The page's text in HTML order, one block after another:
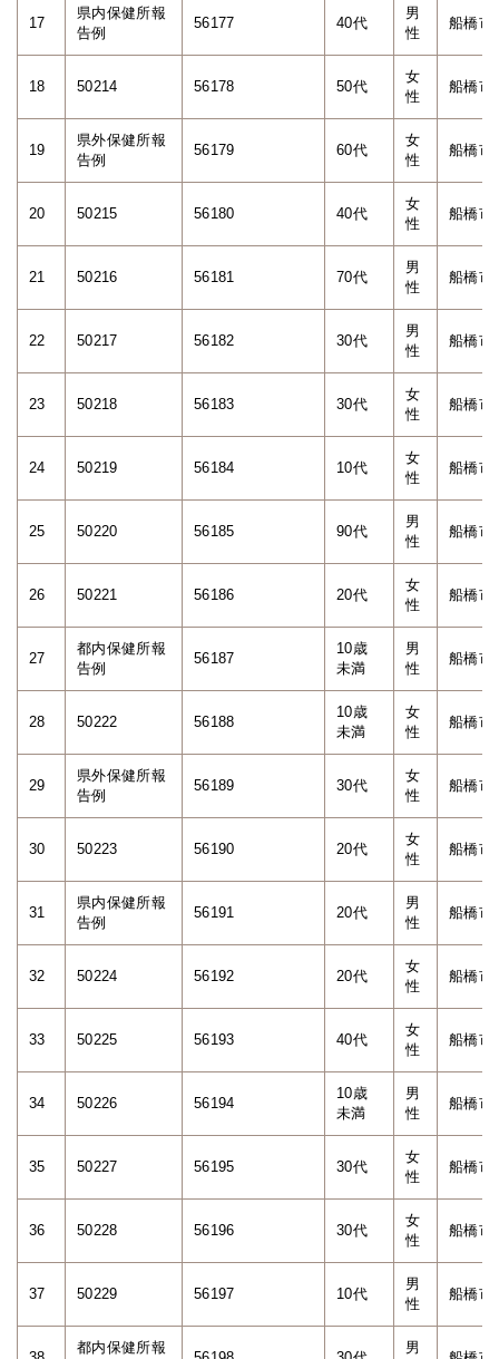
17
県内保健所報
告例
56177 40代
男
性
船橋市
18 50214 56178 50代
女
性
船橋市
19
県外保健所報
告例
56179 60代
女
性
船橋市
20 50215 56180 40代
女
性
船橋市
21 50216 56181 70代
男
性
船橋市
22 50217 56182 30代
男
性
船橋市
23 50218 56183 30代
女
性
船橋市
24 50219 56184 10代
女
性
船橋市
25 50220 56185 90代
男
性
船橋市
26 50221 56186 20代
女
性
船橋市
27
都内保健所報
告例
56187
10歳
未満
男
性
船橋市
28 50222 56188
10歳
未満
女
性
船橋市
29
県外保健所報
告例
56189 30代
女
性
船橋市
30 50223 56190 20代
女
性
船橋市
31
県内保健所報
告例
56191 20代
男
性
船橋市
32 50224 56192 20代
女
性
船橋市
33 50225 56193 40代
女
性
船橋市
34 50226 56194
10歳
未満
男
性
船橋市
35 50227 56195 30代
女
性
船橋市
36 50228 56196 30代
女
性
船橋市
37 50229 56197 10代
男
性
船橋市
都内保健所報 男